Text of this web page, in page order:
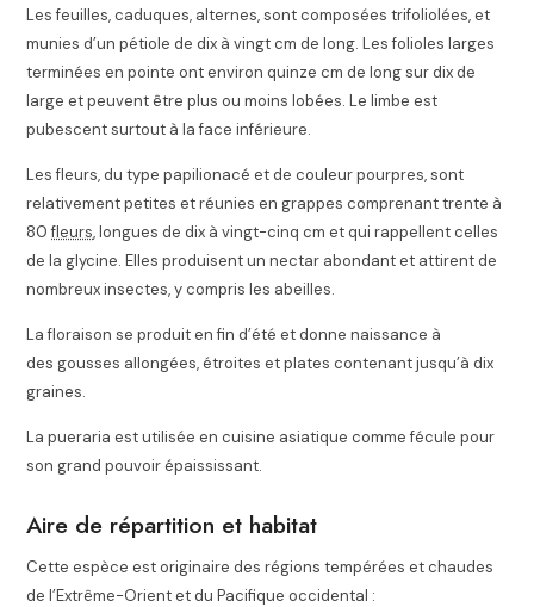
Les feuilles, caduques, alternes, sont composées trifoliolées, et
munies d’un pétiole de dix à vingt cm de long. Les folioles larges
terminées en pointe ont environ quinze cm de long sur dix de
large et peuvent être plus ou moins lobées. Le limbe est
pubescent surtout à la face inférieure.
Les fleurs, du type papilionacé et de couleur pourpres, sont
relativement petites et réunies en grappes comprenant trente à
80fleurs, longues de dix à vingt-cinq cm et qui rappellent celles
de la glycine. Elles produisent un nectar abondant et attirent de
nombreux insectes, y compris les abeilles.
La floraison se produit en fin d’été et donne naissance à
des gousses allongées, étroites et plates contenant jusqu’à dix
graines.
La pueraria est utilisée en cuisine asiatique comme fécule pour
son grand pouvoir épaississant.
Aire de répartition et habitat
Cette espèce est originaire des régions tempérées et chaudes
de l’Extrême-Orient et du Pacifique occidental :